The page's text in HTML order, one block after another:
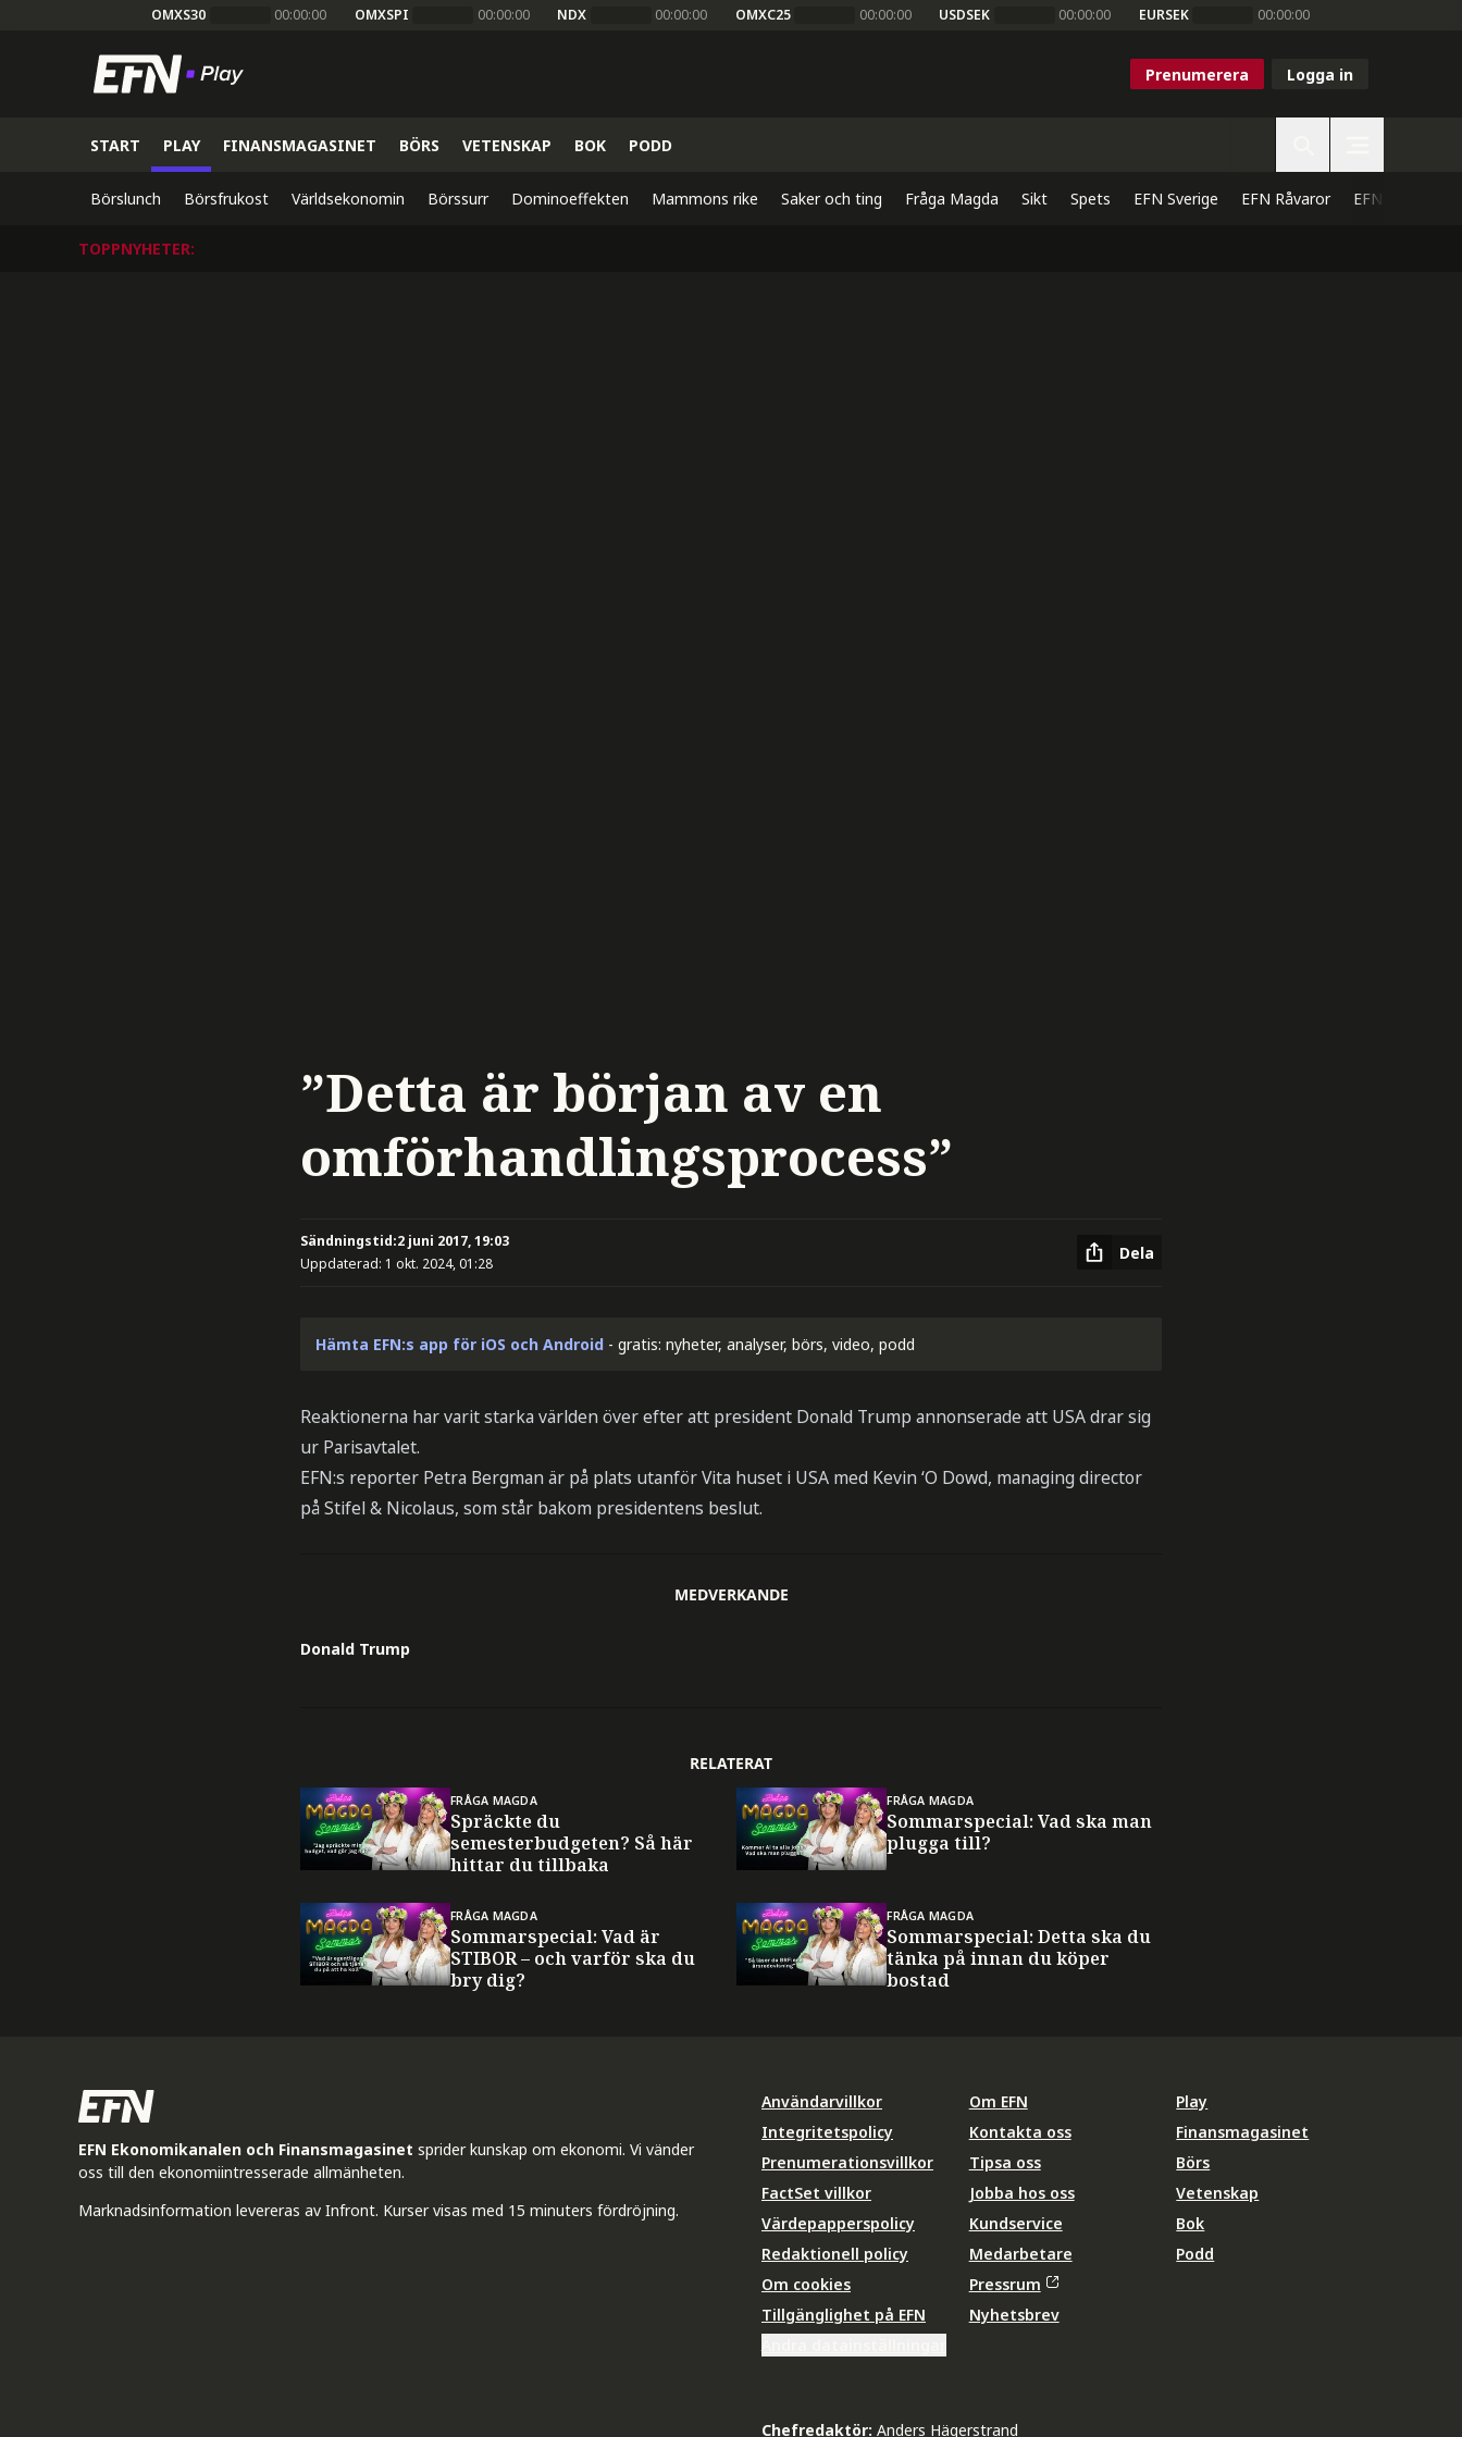
OMXS30 00:00:00 OMXSPI 00:00:00 NDX 00:00:00 OMXC25 00:00:00 USDSEK 00:00:00 EURSEK 00:00:00
Prenumerera Logga in
START PLAY FINANSMAGASINET BÖRS VETENSKAP BOK PODD
Börslunch Börsfrukost Världsekonomin Börssurr Dominoeffekten Mammons rike Saker och ting Fråga Magda Sikt Spets EFN Sverige EFN Råvaror EFN Direkt
TOPPNYHETER:
”Detta är början av en
omförhandlingsprocess”
Sändningstid:2 juni 2017, 19:03
Uppdaterad: 1 okt. 2024, 01:28
Dela
Hämta EFN:s app för iOS och Android - gratis: nyheter, analyser, börs, video, podd
Reaktionerna har varit starka världen över efter att president Donald Trump annonserade att USA drar sig
ur Parisavtalet.
EFN:s reporter Petra Bergman är på plats utanför Vita huset i USA med Kevin ‘O Dowd, managing director
på Stifel & Nicolaus, som står bakom presidentens beslut.
MEDVERKANDE
Donald Trump
RELATERAT
FRÅGA MAGDA
Spräckte du
semesterbudgeten? Så här
hittar du tillbaka
FRÅGA MAGDA
Sommarspecial: Vad ska man
plugga till?
FRÅGA MAGDA
Sommarspecial: Vad är
STIBOR – och varför ska du
bry dig?
FRÅGA MAGDA
Sommarspecial: Detta ska du
tänka på innan du köper
bostad
EFN Ekonomikanalen och Finansmagasinet sprider kunskap om ekonomi. Vi vänder
oss till den ekonomiintresserade allmänheten.
Marknadsinformation levereras av Infront. Kurser visas med 15 minuters fördröjning.
Användarvillkor
Integritetspolicy
Prenumerationsvillkor
FactSet villkor
Värdepapperspolicy
Redaktionell policy
Om cookies
Tillgänglighet på EFN
Om EFN
Kontakta oss
Tipsa oss
Jobba hos oss
Kundservice
Medarbetare
Pressrum
Nyhetsbrev
Play
Finansmagasinet
Börs
Vetenskap
Bok
Podd
Chefredaktör: Anders Hägerstrand